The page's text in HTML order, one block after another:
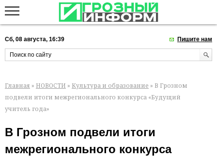
Сб, 08 августа, 16:39 Пишите нам
Главная » НОВОСТИ » Культура и образование » В Грозном
подвели итоги межрегионального конкурса «Будущий
учитель года»
В Грозном подвели итоги
межрегионального конкурса